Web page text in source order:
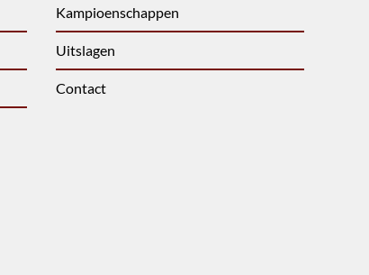
Kampioenschappen
Uitslagen
Contact